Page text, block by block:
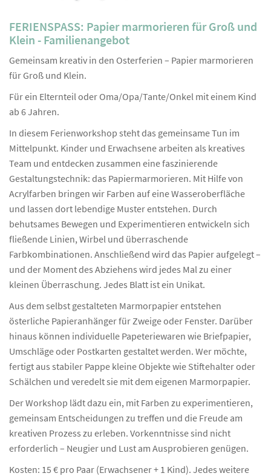
FERIENSPASS: Papier marmorieren für Groß und
Klein - Familienangebot
Gemeinsam kreativ in den Osterferien – Papier marmorieren
für Groß und Klein.
Für ein Elternteil oder Oma/Opa/Tante/Onkel mit einem Kind
ab 6 Jahren.
In diesem Ferienworkshop steht das gemeinsame Tun im
Mittelpunkt. Kinder und Erwachsene arbeiten als kreatives
Team und entdecken zusammen eine faszinierende
Gestaltungstechnik: das Papiermarmorieren. Mit Hilfe von
Acrylfarben bringen wir Farben auf eine Wasseroberfläche
und lassen dort lebendige Muster entstehen. Durch
behutsames Bewegen und Experimentieren entwickeln sich
fließende Linien, Wirbel und überraschende
Farbkombinationen. Anschließend wird das Papier aufgelegt –
und der Moment des Abziehens wird jedes Mal zu einer
kleinen Überraschung. Jedes Blatt ist ein Unikat.
Aus dem selbst gestalteten Marmorpapier entstehen
österliche Papieranhänger für Zweige oder Fenster. Darüber
hinaus können individuelle Papeteriewaren wie Briefpapier,
Umschläge oder Postkarten gestaltet werden. Wer möchte,
fertigt aus stabiler Pappe kleine Objekte wie Stiftehalter oder
Schälchen und veredelt sie mit dem eigenen Marmorpapier.
Der Workshop lädt dazu ein, mit Farben zu experimentieren,
gemeinsam Entscheidungen zu treffen und die Freude am
kreativen Prozess zu erleben. Vorkenntnisse sind nicht
erforderlich – Neugier und Lust am Ausprobieren genügen.
Kosten: 15 € pro Paar (Erwachsener + 1 Kind). Jedes weitere